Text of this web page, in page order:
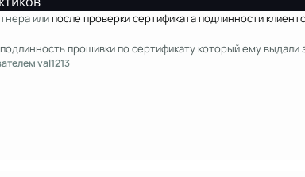
или после проверки сертификата подлинности
прошивки по сертификату который ему
val1213